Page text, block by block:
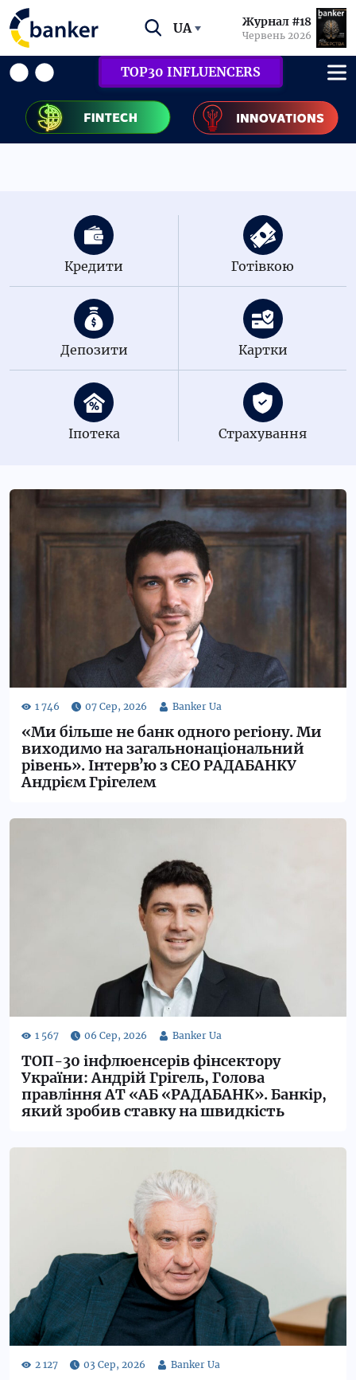
UA Журнал #18
Червень 2026
TOP30 INFLUENCERS
Кредити Готівкою
Депозити Картки
Іпотека Страхування
«Ми більше не банк одного регіону. Ми
виходимо на загальнонаціональний
рівень». Інтервʼю з СЕО РАДАБАНКУ
Андрієм Грігелем
ТОП-30 інфлюенсерів фінсектору
України: Андрій Грігель, Голова
правління АТ «АБ «РАДАБАНК». Банкір,
який зробив ставку на швидкість